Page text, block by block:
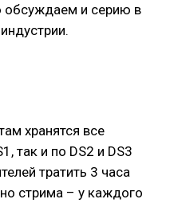
обсуждаем и серию в
хранятся все
так и по DS2 и DS3
тратить 3 часа
стрима – у каждого